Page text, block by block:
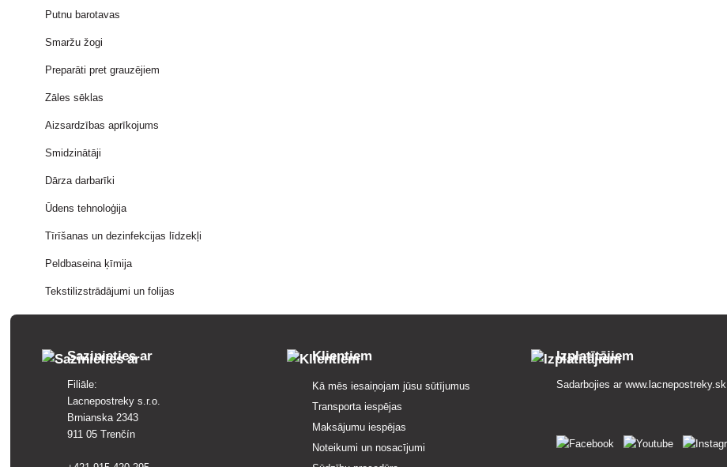
Putnu barotavas
Smaržu žogi
Preparāti pret grauzējiem
Zāles sēklas
Aizsardzības aprīkojums
Smidzinātāji
Dārza darbarīki
Ūdens tehnoloģija
Tīrīšanas un dezinfekcijas līdzekļi
Peldbaseina ķīmija
Tekstilizstrādājumi un folijas
Sazinieties ar
Filiāle:
Lacnepostreky s.r.o.
Brnianska 2343
911 05 Trenčín
Klientiem
Kā mēs iesaiņojam jūsu sūtījumus
Transporta iespējas
Maksājumu iespējas
Noteikumi un nosacījumi
Izplatītājiem
Sadarbojies arwww.lacnepostreky.sk